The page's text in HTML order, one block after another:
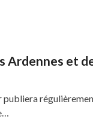
Ardennes et